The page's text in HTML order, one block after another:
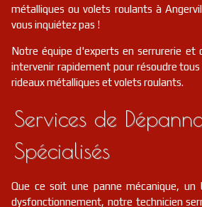
métalliques ou volets roulants à
vous inquiétez pas !
Notre équipe d'experts en serrurerie et
intervenir rapidement pour résoudre
rideaux métalliques et volets roulants.
Services de
Spécialisés
Que ce soit une panne mécanique,
dysfonctionnement, notre technicien